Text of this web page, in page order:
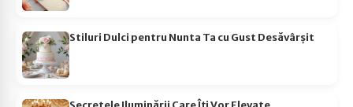
Stiluri Dulci pentru Nunta Ta cu Gust Desăvârșit